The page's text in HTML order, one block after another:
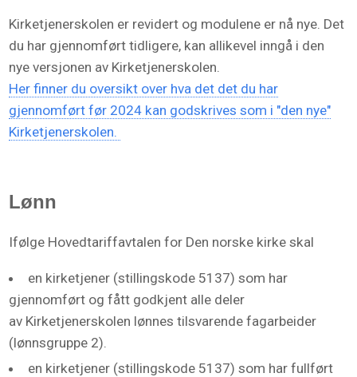
Kirketjenerskolen er revidert og modulene er nå nye. Det
du har gjennomført tidligere, kan allikevel inngå i den
nye versjonen av Kirketjenerskolen.
Her finner du oversikt over hva det det du har
gjennomført før 2024 kan godskrives som i "den nye"
Kirketjenerskolen.
Lønn
Ifølge Hovedtariffavtalen for Den norske kirke skal
en kirketjener (stillingskode 5137) som har
gjennomført og fått godkjent alle deler
av Kirketjenerskolen lønnes tilsvarende fagarbeider
(lønnsgruppe 2).
en kirketjener (stillingskode 5137) som har fullført